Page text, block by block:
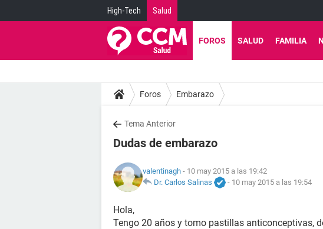
High-Tech Salud
FOROS SALUD FAMILIA
Foros Embarazo
Tema Anterior
Dudas de embarazo
valentinagh - 10 may 2015 a las 19:42
Dr. Carlos Salinas
- 10 may 2015 a las 19:54
Hola,
Tengo 20 años y tomo pastillas anticonceptivas,